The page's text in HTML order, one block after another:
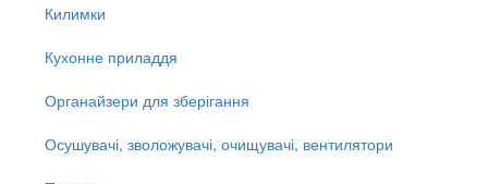
Килимки
Кухонне приладдя
Органайзери для зберігання
Осушувачі, зволожувачі, очищувачі, вентилятори